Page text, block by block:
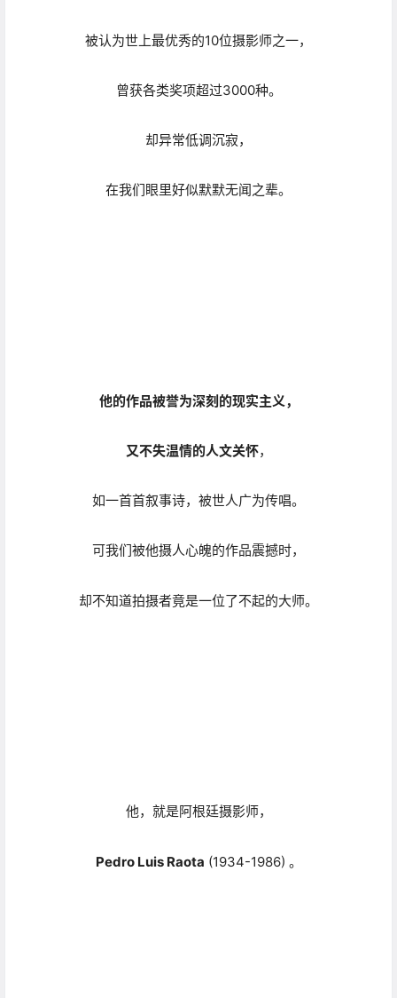
被认为世上最优秀的10位摄影师之一，
曾获各类奖项超过3000种。
却异常低调沉寂，
在我们眼里好似默默无闻之辈。
他的作品被誉为深刻的现实主义，
又不失温情的人文关怀，
如一首首叙事诗，被世人广为传唱。
可我们被他摄人心魄的作品震撼时，
却不知道拍摄者竟是一位了不起的大师。
他，就是阿根廷摄影师，
Pedro Luis Raota (1934-1986) 。